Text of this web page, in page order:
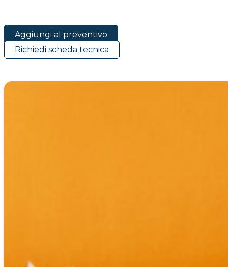
Aggiungi al preventivo
Richiedi scheda tecnica